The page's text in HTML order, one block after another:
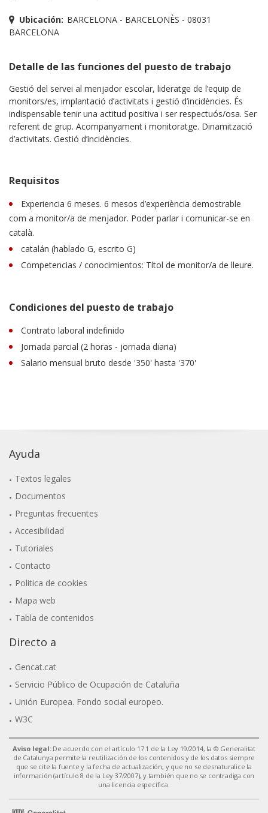
Ubicación: BARCELONA - BARCELONÈS - 08031
BARCELONA
Detalle de las funciones del puesto de trabajo
Gestió del servei al menjador escolar, lideratge de l’equip de
monitors/es, implantació d’activitats i gestió d’incidències. És
indispensable tenir una actitud positiva i ser respectuós/osa. Ser
referent de grup. Acompanyament i monitoratge. Dinamització
d’activitats. Gestió d’incidències.
Requisitos
Experiencia 6 meses. 6 mesos d’experiència demostrable
com a monitor/a de menjador. Poder parlar i comunicar-se en
català.
catalán (hablado G, escrito G)
Competencias / conocimientos: Títol de monitor/a de lleure.
Condiciones del puesto de trabajo
Contrato laboral indefinido
Jornada parcial (2 horas - jornada diaria)
Salario mensual bruto desde '350' hasta '370'
Ayuda
Textos legales
Documentos
Preguntas frecuentes
Accesibilidad
Tutoriales
Contacto
Politica de cookies
Mapa web
Tabla de contenidos
Directo a
Gencat.cat
Servicio Público de Ocupación de Cataluña
Unión Europea. Fondo social europeo.
W3C
Aviso legal:De acuerdo con el artículo 17.1 de la Ley 19/2014, la © Generalitat
de Catalunya permite la reutilización de los contenidos y de los datos siempre
que se cite la fuente y la fecha de actualización, y que no se desnaturalice la
información (artículo 8 de la Ley 37/2007), y también que no se contradiga con
una licencia específica.